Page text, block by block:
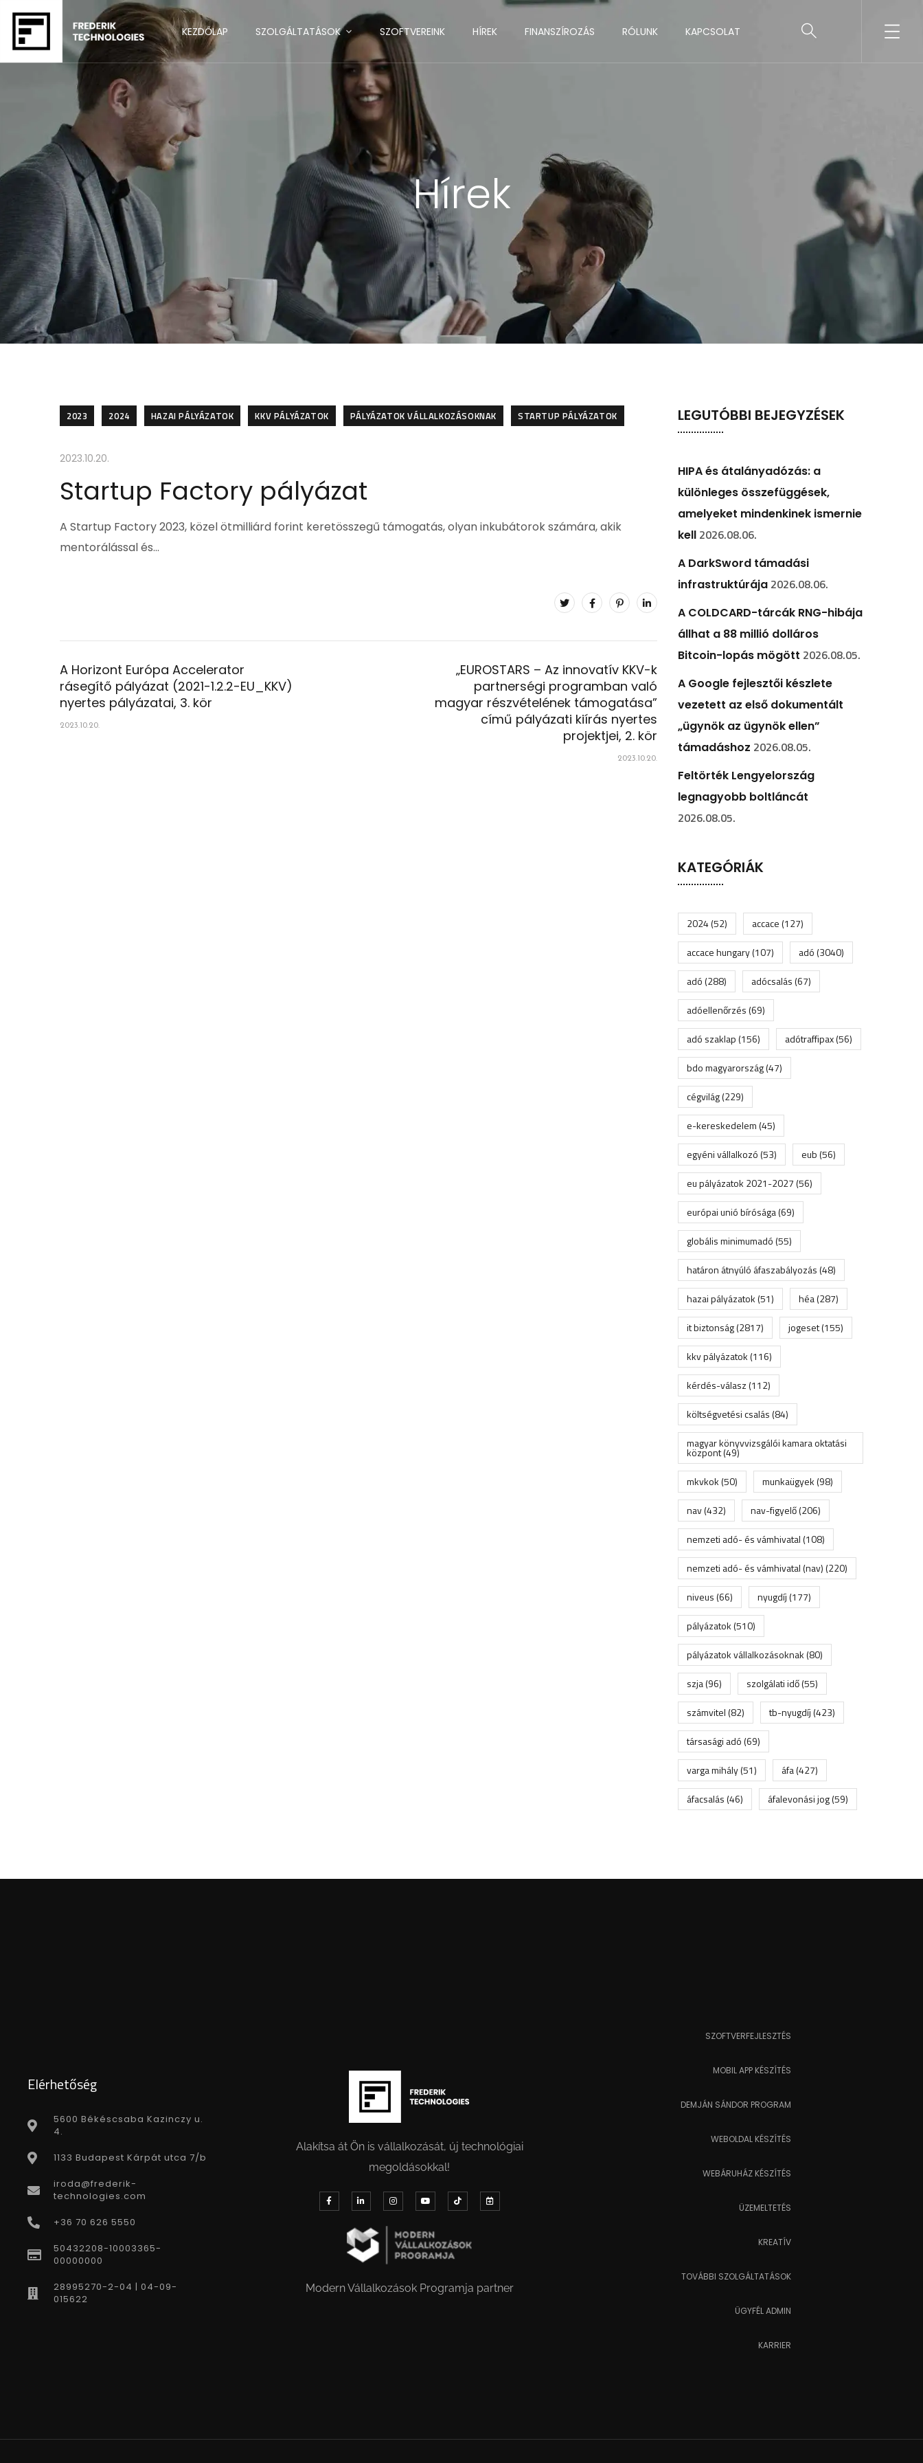
KEZDŐLAP SZOLGÁLTATÁSOK SZOFTVEREINK HÍREK FINANSZÍROZÁS RÓLUNK KAPCSOLAT
Hírek
2023 2024 HAZAI PÁLYÁZATOK KKV PÁLYÁZATOK PÁLYÁZATOK VÁLLALKOZÁSOKNAK STARTUP PÁLYÁZATOK
2023.10.20.
Startup Factory pályázat
A Startup Factory 2023, közel ötmilliárd forint keretösszegű támogatás, olyan inkubátorok számára, akik
mentorálással és…
A Horizont Európa Accelerator
rásegítő pályázat (2021-1.2.2-EU_KKV)
nyertes pályázatai, 3. kör
2023.10.20.
„EUROSTARS – Az innovatív KKV-k
partnerségi programban való
magyar részvételének támogatása”
című pályázati kiírás nyertes
projektjei, 2. kör
2023.10.20.
LEGUTÓBBI BEJEGYZÉSEK
HIPA és átalányadózás: a
különleges összefüggések,
amelyeket mindenkinek ismernie
kell 2026.08.06.
A DarkSword támadási
infrastruktúrája 2026.08.06.
A COLDCARD-tárcák RNG-hibája
állhat a 88 millió dolláros
Bitcoin-lopás mögött 2026.08.05.
A Google fejlesztői készlete
vezetett az első dokumentált
„ügynök az ügynök ellen”
támadáshoz 2026.08.05.
Feltörték Lengyelország
legnagyobb boltláncát
2026.08.05.
KATEGÓRIÁK
2024(52) accace(127)
accace hungary(107) adó(3040)
adó(288) adócsalás(67)
adóellenőrzés(69)
adó szaklap(156) adótraffipax(56)
bdo magyarország(47)
cégvilág(229)
e-kereskedelem(45)
egyéni vállalkozó(53) eub(56)
eu pályázatok 2021-2027(56)
európai unió bírósága(69)
globális minimumadó(55)
határon átnyúló áfaszabályozás(48)
hazai pályázatok(51) héa(287)
it biztonság(2817) jogeset(155)
kkv pályázatok(116)
kérdés-válasz(112)
költségvetési csalás(84)
magyar könyvvizsgálói kamara oktatási
központ(49)
mkvkok(50) munkaügyek(98)
nav(432) nav-figyelő(206)
nemzeti adó- és vámhivatal(108)
nemzeti adó- és vámhivatal (nav)(220)
niveus(66) nyugdíj(177)
pályázatok(510)
pályázatok vállalkozásoknak(80)
szja(96) szolgálati idő(55)
számvitel(82) tb-nyugdíj(423)
társasági adó(69)
varga mihály(51) áfa(427)
áfacsalás(46) áfalevonási jog(59)
Elérhetőség
5600 Békéscsaba Kazinczy u.
4.
1133 Budapest Kárpát utca 7/b
iroda@frederik-
technologies.com
+36 70 626 5550
50432208-10003365-
00000000
28995270-2-04 | 04-09-
015622
Alakítsa át Ön is vállalkozását, új technológiai
megoldásokkal!
Modern Vállalkozások Programja partner
SZOFTVERFEJLESZTÉS
MOBIL APP KÉSZÍTÉS
DEMJÁN SÁNDOR PROGRAM
WEBOLDAL KÉSZÍTÉS
WEBÁRUHÁZ KÉSZÍTÉS
ÜZEMELTETÉS
KREATÍV
TOVÁBBI SZOLGÁLTATÁSOK
ÜGYFÉL ADMIN
KARRIER